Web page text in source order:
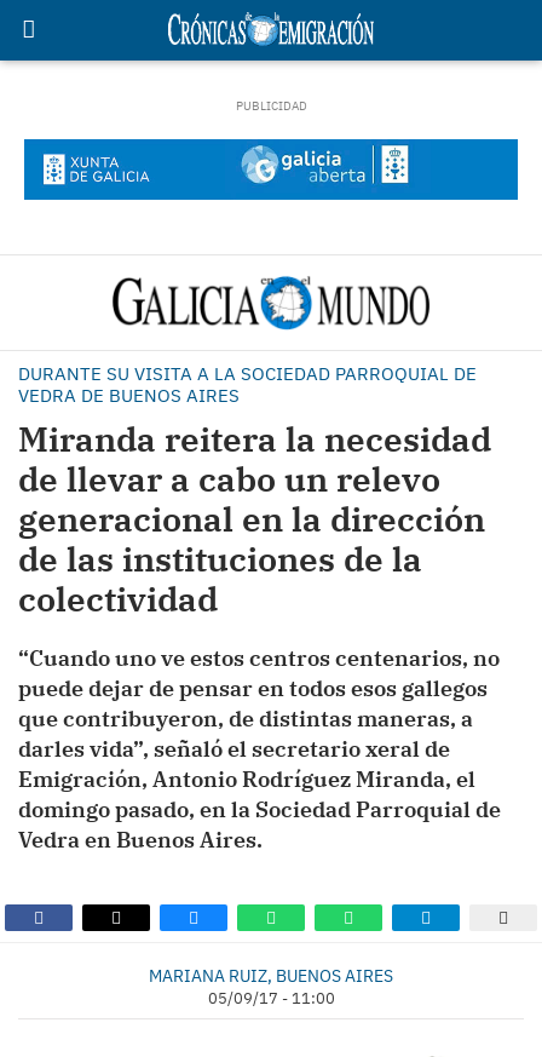
DURANTE SU VISITA A LA SOCIEDAD PARROQUIAL DE
VEDRA DE BUENOS AIRES
Miranda reitera la necesidad
de llevar a cabo un relevo
generacional en la dirección
de las instituciones de la
colectividad
“Cuando uno ve estos centros centenarios, no
puede dejar de pensar en todos esos gallegos
que contribuyeron, de distintas maneras, a
darles vida”, señaló el secretario xeral de
Emigración, Antonio Rodríguez Miranda, el
domingo pasado, en la Sociedad Parroquial de
Vedra en Buenos Aires.
MARIANA RUIZ, BUENOS AIRES
05/09/17 - 11:00